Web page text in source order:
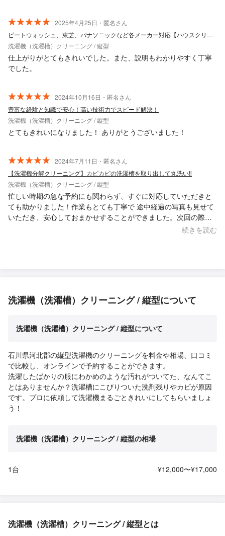
2025年4月25日・匿名さん
ビートウォッシュ、東芝、パナソニックなど各メーカー対応【ハウスクリン石川金沢】
洗濯機（洗濯槽）クリーニング / 縦型
仕上がりがとてもきれいでした。また、説明もわかりやすく丁寧
でした。
2024年10月16日・匿名さん
豊富な経験と知識で安心！高い技術力でスピード解決！
洗濯機（洗濯槽）クリーニング / 縦型
とてもきれいになりました！ ありがとうございました！
2024年7月11日・匿名さん
【洗濯機分解クリーニング】カビカビの洗濯槽を取り出して丸洗い‼︎
洗濯機（洗濯槽）クリーニング / 縦型
忙しい時期の急な予約にも関わらず、すぐに対応していただきと
ても助かりました！作業もとても丁寧で 途中経過の写真も見せて
いただき、安心しておまかせすることができました。次回の際に
続きを読む
洗濯機（洗濯槽）クリーニング / 縦型について
洗濯機（洗濯槽）クリーニング / 縦型について
石川県河北郡の縦型洗濯機のクリーニングを料金や相場、口コミ
で比較し、オンラインで予約することができます。
洗濯したばかりの服にわかめのような汚れがついてた、なんてこ
とはありませんか？洗濯槽にこびりついた洗剤残りやカビが原因
です。プロに依頼して洗濯機まるごときれいにしてもらいましょ
う！
洗濯機（洗濯槽）クリーニング / 縦型の相場
1台 ¥12,000〜¥17,000
洗濯機（洗濯槽）クリーニング / 縦型とは